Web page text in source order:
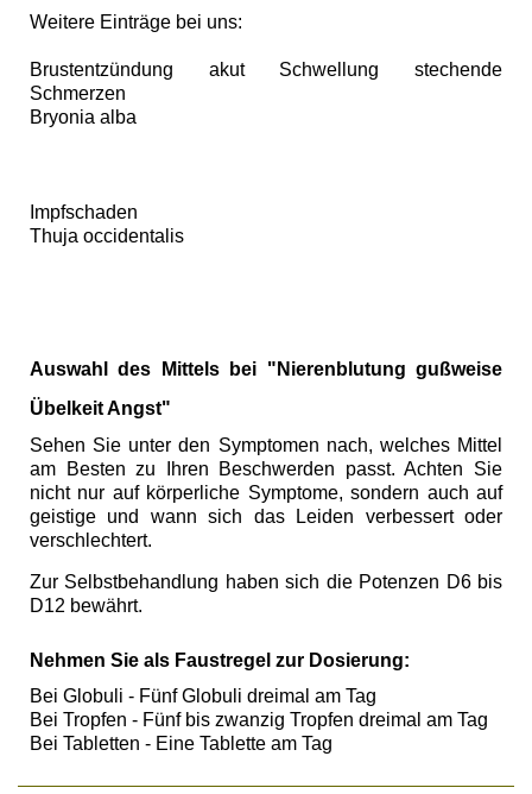
Weitere Einträge bei uns:
Brustentzündung akut Schwellung stechende
Schmerzen
Bryonia alba
Impfschaden
Thuja occidentalis
Auswahl des Mittels bei "Nierenblutung gußweise
Übelkeit Angst"
Sehen Sie unter den Symptomen nach, welches Mittel
am Besten zu Ihren Beschwerden passt. Achten Sie
nicht nur auf körperliche Symptome, sondern auch auf
geistige und wann sich das Leiden verbessert oder
verschlechtert.
Zur Selbstbehandlung haben sich die Potenzen D6 bis
D12 bewährt.
Nehmen Sie als Faustregel zur Dosierung:
Bei Globuli - Fünf Globuli dreimal am Tag
Bei Tropfen - Fünf bis zwanzig Tropfen dreimal am Tag
Bei Tabletten - Eine Tablette am Tag